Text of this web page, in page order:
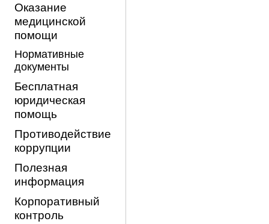
Оказание
медицинской
помощи
Нормативные
документы
Бесплатная
юридическая
помощь
Противодействие
коррупции
Полезная
информация
Корпоративный
контроль